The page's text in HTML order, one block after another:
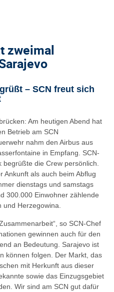
zweimal
– SCN freut sich
Am heutigen Abend hat
Betrieb am SCN
nahm den Airbus aus
in Empfang. SCN-
begrüßte die Crew persönlich.
Ankunft als auch beim Abflug
dienstags und samstags
300.000 Einwohner zählende
und Herzegowina.
so SCN-Chef
gewinnen auch für den
an Bedeutung. Sarajevo ist
können folgen. Der Markt, das
mit Herkunft aus dieser
sowie das Einzugsgebiet
Wir sind am SCN gut dafür